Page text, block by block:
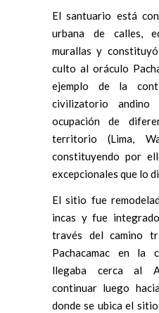
El santuario está
urbana de calles,
murallas y
culto al oráculo
ejemplo de la
civilizatorio
ocupación de
territorio (Lima,
constituyendo por
excepcionales que lo
El sitio fue
incas y fue
través del camino
Pachacamac en la
llegaba cerca al
continuar luego
donde se ubica el